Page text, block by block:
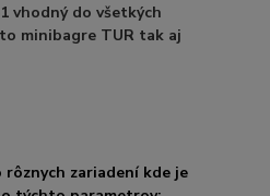
vhodný do všetkých
minibagre TUR tak aj
zariadení kde je